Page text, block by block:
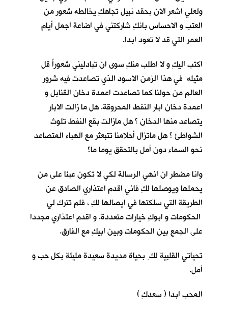
ولعلي اشعر الان بحقد نبيل تجاهكِ يخالطه شعور من
العتب و الاحساس بانكِ شاركتني في اضاعة اجمل أيام
العمر التي قد لا تعود ابدا.
اكتب اليكِ و لا اطلب منكِ سوى ان تبادليني شعوراً قل
مثيله في هذا الزمن الاسود الذي تصاعدت فيه شرور
العالم من حولنا كما تصاعدت اعمدة دخان القنابل و
اعمدة دخان ابار النفط المحروقة. هل ما زالت الابار
يتصاعد منها الدخان ؟ هل مازالت بقع النفط تلوث
الشواطئ ؟ هل ماتزال أحلامنا تتبعثر مع الهباء المتصاعد
نحو السماء دون أمل بالتحقق يوما ما؟
وانا مضطر ان انهي الرسالة لكي لا تكون عبئا على من
يحملها ويوصلها لكِ فاني اقدم اعتذاري الصادق عن
الطريقة التي سلكتها في ايصالها لكِ ، فلم تترك لي
الحكومات و ابوكِ خيارات متعددة. و اقدم اعتذاري مجددا
على الجمع بين الحكومات وبين ابيكِ مع الفارق.
تحياتي القلبية لك ِ بحياة مديدة سعيدة مليئة بكل حب و
أمل.
المحب ابدا ( سعدكِ )